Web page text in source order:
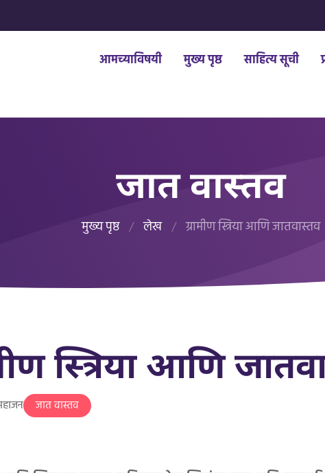
आमच्याविषयी मुख्य पृष्ठ साहित्य सूची
जात वास्तव
मुख्य पृष्ठ / लेख / ग्रामीण स्त्रिया आणि जातवास्तव
स्त्रिया आणि
जात वास्तव